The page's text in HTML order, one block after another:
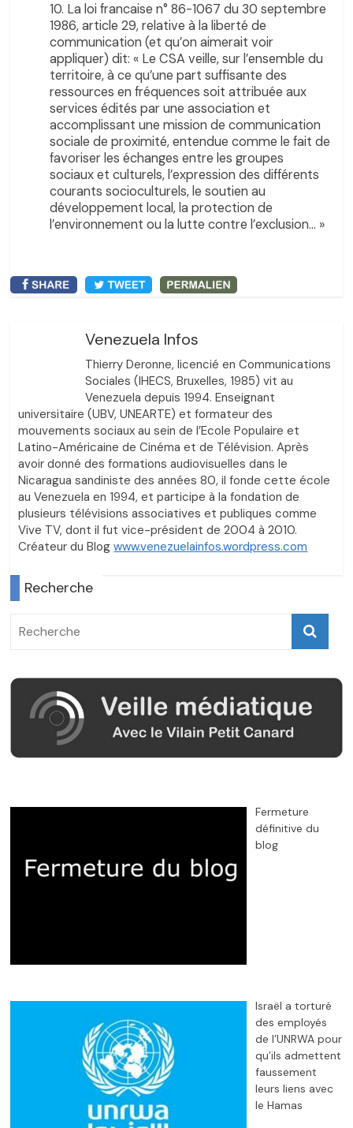
La loi francaise n° 86-1067 du 30 septembre
1986, article 29, relative à la liberté de
communication (et qu’on aimerait voir
appliquer) dit: « Le CSA veille, sur l’ensemble du
territoire, à ce qu’une part suffisante des
ressources en fréquences soit attribuée aux
services édités par une association et
accomplissant une mission de communication
sociale de proximité, entendue comme le fait de
favoriser les échanges entre les groupes
sociaux et culturels, l’expression des différents
courants socioculturels, le soutien au
développement local, la protection de
l’environnement ou la lutte contre l’exclusion… »
Venezuela Infos
Thierry Deronne, licencié en Communications
Sociales (IHECS, Bruxelles, 1985) vit au
Venezuela depuis 1994. Enseignant
universitaire (UBV, UNEARTE) et formateur des
mouvements sociaux au sein de l’Ecole Populaire et
Latino-Américaine de Cinéma et de Télévision. Après
avoir donné des formations audiovisuelles dans le
Nicaragua sandiniste des années 80, il fonde cette école
au Venezuela en 1994, et participe à la fondation de
plusieurs télévisions associatives et publiques comme
Vive TV, dont il fut vice-président de 2004 à 2010.
Créateur du Blogwww.venezuelainfos.wordpress.com
Recherche
Fermeture
définitive du
blog
Israël a torturé
des employés
de l’UNRWA pour
qu’ils admettent
faussement
leurs liens avec
le Hamas